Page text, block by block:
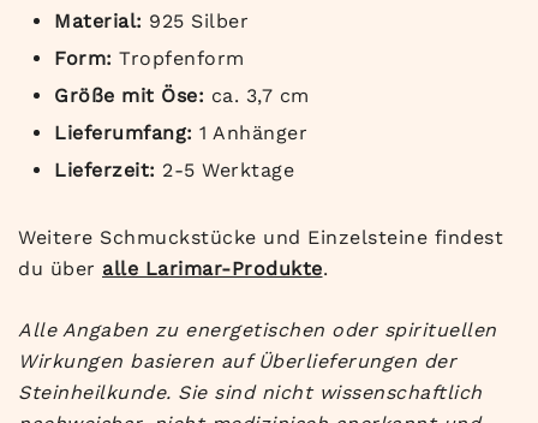
Material: 925 Silber
Form: Tropfenform
Größe mit Öse: ca. 3,7 cm
Lieferumfang: 1 Anhänger
Lieferzeit: 2-5 Werktage
Weitere Schmuckstücke und Einzelsteine findest
du über alle Larimar-Produkte.
Alle Angaben zu energetischen oder spirituellen
Wirkungen basieren auf Überlieferungen der
Steinheilkunde. Sie sind nicht wissenschaftlich